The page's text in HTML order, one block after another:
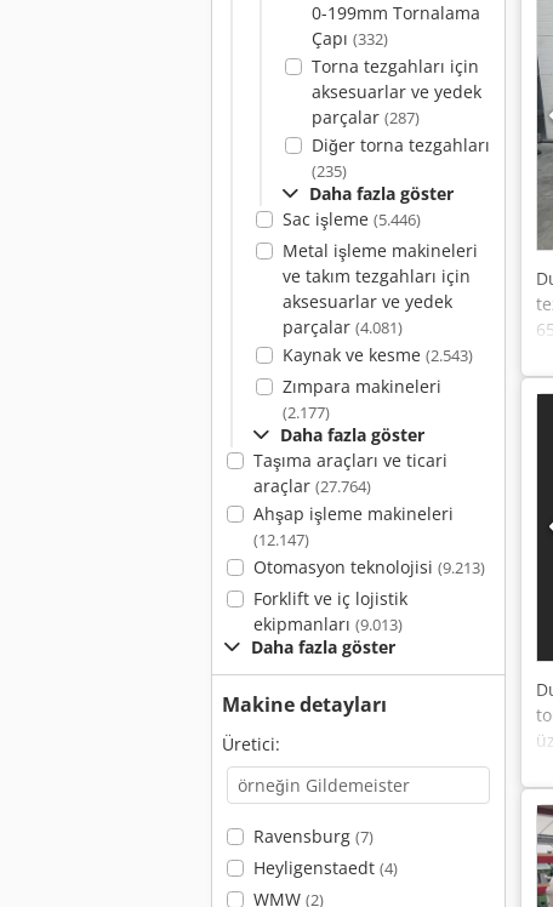
0-199mm Tornalama
Çapı (332)
Torna tezgahları için
aksesuarlar ve yedek
parçalar (287)
Diğer torna tezgahları
(235)
Daha fazla göster
Sac işleme (5.446)
Metal işleme makineleri
ve takım tezgahları için
aksesuarlar ve yedek
parçalar (4.081)
Kaynak ve kesme (2.543)
Zımpara makineleri
(2.177)
Daha fazla göster
Taşıma araçları ve ticari
araçlar (27.764)
Ahşap işleme makineleri
(12.147)
Otomasyon teknolojisi (9.213)
Forklift ve iç lojistik
ekipmanları (9.013)
Daha fazla göster
Makine detayları
Üretici:
Ravensburg (7)
Heyligenstaedt (4)
WMW (2)